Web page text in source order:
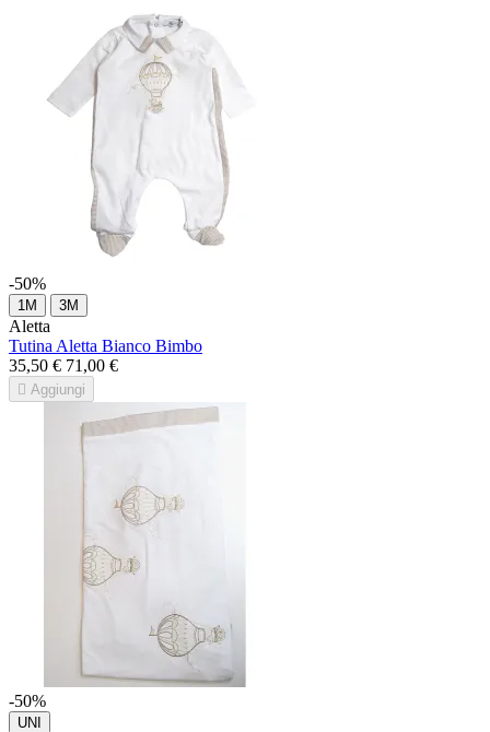
-50%
1M 3M
Aletta
Tutina Aletta Bianco Bimbo
35,50 € 71,00 €
 Aggiungi
-50%
UNI